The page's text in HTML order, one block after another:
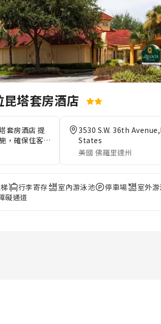
塔套房酒店
套房酒店 提
，確保住客感
驗。 住宿提
住宿為住客提
提供禮賓服務
你的要求。
塔套房酒店
下，你可以反
的需求。住宿
住客能感受清
3530 S.W. 36th
States
美國 佛羅里達州
行李寄存 室內游泳池 停車場 室外
礙通道